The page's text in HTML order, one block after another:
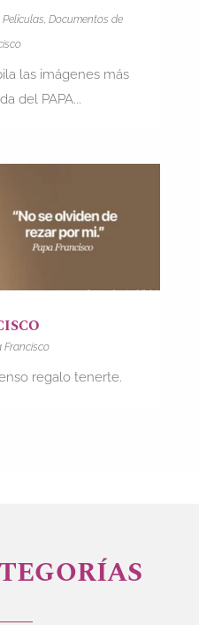
Documentos de
las imágenes más
del PAPA...
Francisco
regalo tenerte.